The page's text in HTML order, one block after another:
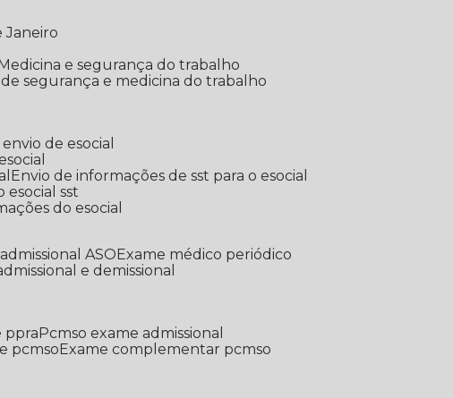
Janeiro
Medicina e segurança do trabalho
de segurança e medicina do trabalho
de esocial
Envio de informações de sst para o esocial
esocial sst
do esocial
admissional ASO
Exame médico periódico
e demissional
ppra
Pcmso exame admissional
pcmso
Exame complementar pcmso